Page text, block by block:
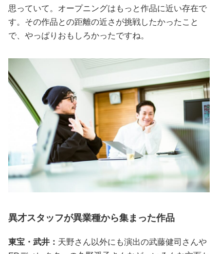
思っていて。オープニングはもっと作品に近い存在で
す。その作品との距離の近さが挑戦したかったこと
で、やっぱりおもしろかったですね。
異才スタッフが異業種から集まった作品
東宝・武井： 天野さん以外にも演出の武藤健司さんや